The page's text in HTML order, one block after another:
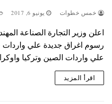
خمس خطوات يونيو 6, 2017
اعلن وزير التجارة الصناعة
علي واردات الصين وتركيا
اقرأ المزيد